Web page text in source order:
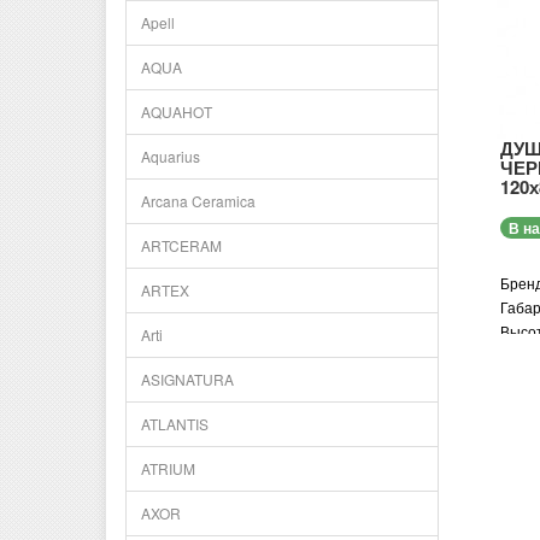
Apell
AQUA
AQUAHOT
Aquarius
Arcana Ceramica
ARTCERAM
ARTEX
Arti
ASIGNATURA
ATLANTIS
ATRIUM
AXOR
В